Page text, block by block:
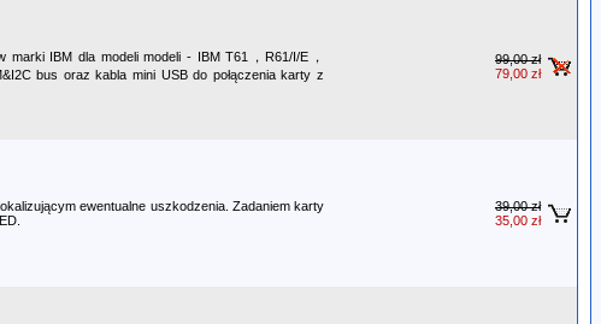
marki IBM dla modeli modeli - IBM T61，R61/I/E，
bus oraz kabla mini USB do połączenia karty z
99,00 zł
79,00 zł
ewentualne uszkodzenia. Zadaniem karty
39,00 zł
35,00 zł